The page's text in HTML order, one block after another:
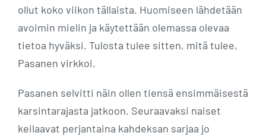
ollut koko viikon tällaista. Huomiseen lähdetään
avoimin mielin ja käytettään olemassa olevaa
tietoa hyväksi. Tulosta tulee sitten, mitä tulee,
Pasanen virkkoi.
Pasanen selvitti näin ollen tiensä ensimmäisestä
karsintarajasta jatkoon. Seuraavaksi naiset
keilaavat perjantaina kahdeksan sarjaa jo